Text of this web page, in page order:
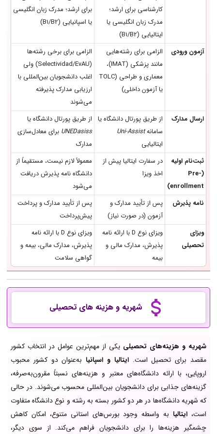
کارشناسی برای ارشد؛
مدرک زبان انگلیسی یا
ایتالیایی (B1/B2)
برای ارشد؛ مدرک زبان انگلیسی
یا اسپانیایی (B1/B2)
آزمون ورودی
الزامی برای رشته‌هایی
مانند پزشکی (IMAT)،
معماری و طراحی (TOLC
یا آزمون داخلی)
الزامی برای برخی رشته‌ها
(Selectividad/EvAU) ولی
اغلب دانشجویان بین‌المللی با
ارزیابی مدارک پذیرفته
می‌شوند
ارسال مدارک
از طریق پورتال دانشگاه یا
سامانهUni-Assist
ایتالیایی
از طریق پورتال دانشگاه یا
UNEDasiss برای معادل‌سازی
مدارک
ثبت‌نام اولیه
(Pre-
enrollment)
در سفارت ایتالیا پیش از
اخذ ویزا
معمولاً لازم نیست، مستقیماً از
دانشگاه نامه پذیرش دریافت
می‌شود
نامه پذیرش
پس از تأیید مدارک و
آزمون (در صورت نیاز)
پس از تأیید مدارک و پرداخت
پیش‌پرداخت
ویزای
تحصیلی
ویزای نوع D با ارائه نامه
پذیرش، مدارک مالی و
بیمه
ویزای نوع D با ارائه نامه
پذیرش، مدارک مالی، بیمه و
گواهی سلامت
شهریه و هزینه های تحصیلی
شهریه و هزینه‌های تحصیلی یکی از مهم‌ترین عوامل در انتخاب کشور
مقصد برای تحصیل است.ایتالیا و اسپانیا به‌عنوان دو کشور محبوب
اروپایی، با ارائه دانشگاه‌های معتبر و هزینه‌های نسبتاً مقرون‌به‌صرفه،
گزینه‌های جذابی برای دانشجویان بین‌المللی محسوب می‌شوند. در حالی
که شهریه دانشگاه‌ها در هر دو کشور بسته به رشته و نوع دانشگاه متفاوت
است، ایتالیابه واسطه وجود بورس‌های استانی متنوع، امکان کاهش
چشمگیر هزینه‌ها را برای دانشجویان فراهم می‌کند. از سوی دیگر،